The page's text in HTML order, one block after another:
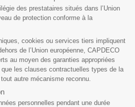
des prestataires situés dans l’Union
de protection conforme à la
cookies ou services tiers impliquent
de l’Union européenne, CAPDECO
au moyen des garanties appropriées
les clauses contractuelles types de la
autre mécanisme reconnu.
personnelles pendant une durée